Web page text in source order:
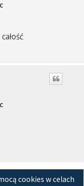
cookies w celach